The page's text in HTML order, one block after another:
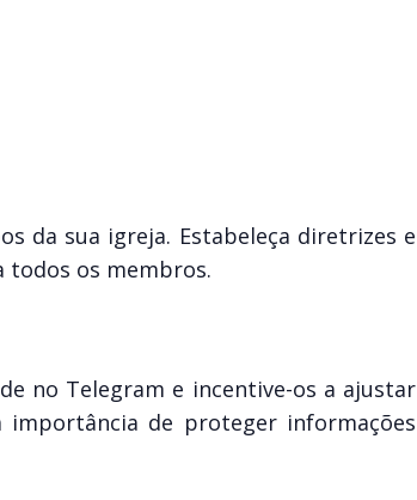
da sua igreja. Estabeleça diretrizes e
os membros.
no Telegram e incentive-os a ajustar
de proteger informações